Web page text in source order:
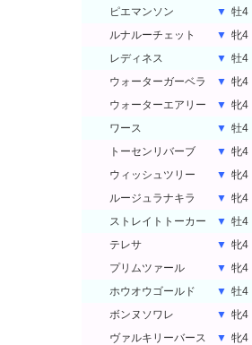
ピエマンソン
▼ 牡4
ルナルーチェット
▼ 牝4
レディネス
▼ 牡4
ウォーターガーベラ
▼ 牝4
ウォーターエアリー
▼ 牝4
ワース
▼ 牡4
トーセンリバーブ
▼ 牝4
ウィッシュツリー
▼ 牝4
ルージュラナキラ
▼ 牝4
ストレイトトーカー
▼ 牡4
テレサ
▼ 牝4
プリムツァール
▼ 牝4
ホウオウゴールド
▼ 牡4
ボンヌソワレ
▼ 牝4
ヴァルキリーバース
▼ 牝4